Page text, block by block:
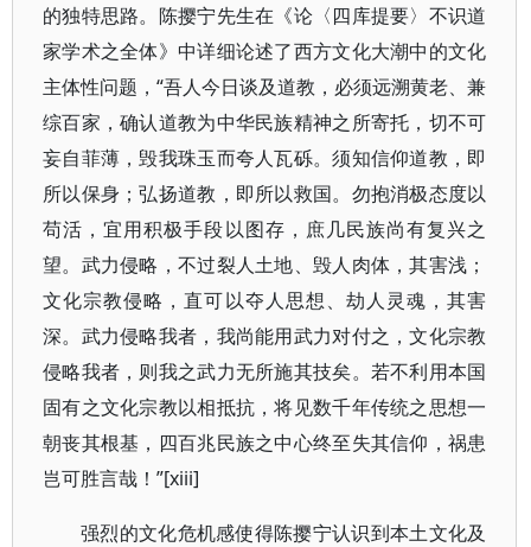
的独特思路。陈撄宁先生在《论〈四库提要〉不识道
家学术之全体》中详细论述了西方文化大潮中的文化
主体性问题，“吾人今日谈及道教，必须远溯黄老、兼
综百家，确认道教为中华民族精神之所寄托，切不可
妄自菲薄，毁我珠玉而夸人瓦砾。须知信仰道教，即
所以保身；弘扬道教，即所以救国。勿抱消极态度以
苟活，宜用积极手段以图存，庶几民族尚有复兴之
望。武力侵略，不过裂人土地、毁人肉体，其害浅；
文化宗教侵略，直可以夺人思想、劫人灵魂，其害
深。武力侵略我者，我尚能用武力对付之，文化宗教
侵略我者，则我之武力无所施其技矣。若不利用本国
固有之文化宗教以相抵抗，将见数千年传统之思想一
朝丧其根基，四百兆民族之中心终至失其信仰，祸患
岂可胜言哉！”[xiii]
强烈的文化危机感使得陈撄宁认识到本土文化及